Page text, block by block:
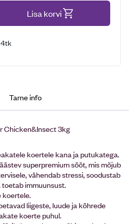
Lisa korvi
4tk
Tarne info
Chicken&Insect 3kg
koertele kana ja putukatega.
superpremium sööt, mis mõjub
vähendab stressi, soodustab
immuunsust.
koertele.
liigeste, luude ja kõhrede
koerte puhul.